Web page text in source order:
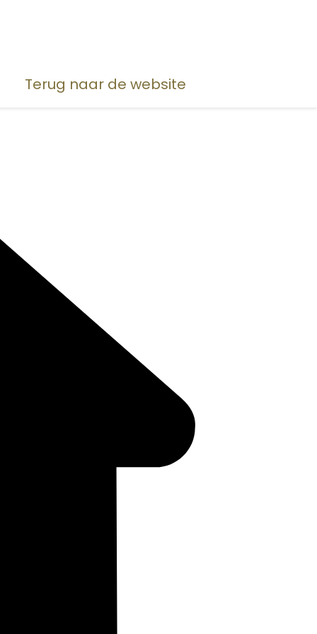
Terug naar de website